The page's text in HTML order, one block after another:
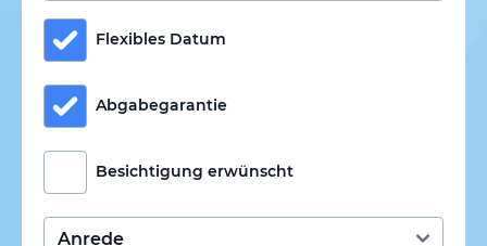
Flexibles Datum
Abgabegarantie
Besichtigung erwünscht